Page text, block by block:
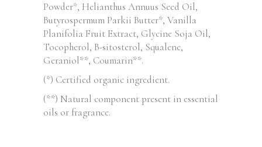
Powder*, Helianthus Annuus Seed Oil,
Butyrospermum Parkii Butter*, Vanilla
Planifolia Fruit Extract, Glycine Soja Oil,
Tocopherol, B-sitosterol, Squalene,
Geraniol**, Coumarin**.
(*) Certified organic ingredient.
(**) Natural component present in essential
oils or fragrance.